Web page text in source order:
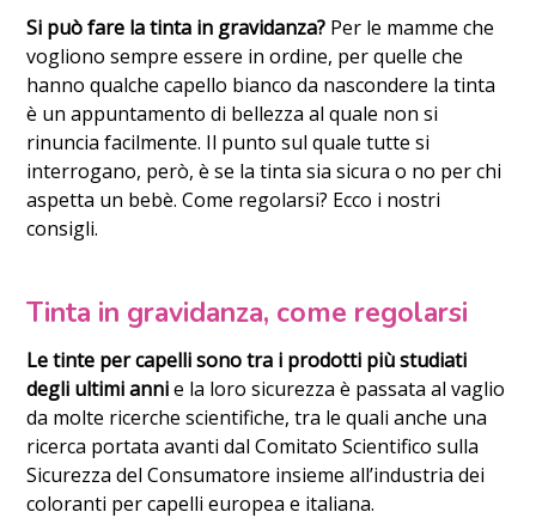
Si può fare la tinta in gravidanza? Per le mamme che
vogliono sempre essere in ordine, per quelle che
hanno qualche capello bianco da nascondere la tinta
è un appuntamento di bellezza al quale non si
rinuncia facilmente. Il punto sul quale tutte si
interrogano, però, è se la tinta sia sicura o no per chi
aspetta un bebè. Come regolarsi? Ecco i nostri
consigli.
Tinta in gravidanza, come regolarsi
Le tinte per capelli sono tra i prodotti più studiati
degli ultimi annie la loro sicurezza è passata al vaglio
da molte ricerche scientifiche, tra le quali anche una
ricerca portata avanti dal Comitato Scientifico sulla
Sicurezza del Consumatore insieme all’industria dei
coloranti per capelli europea e italiana.